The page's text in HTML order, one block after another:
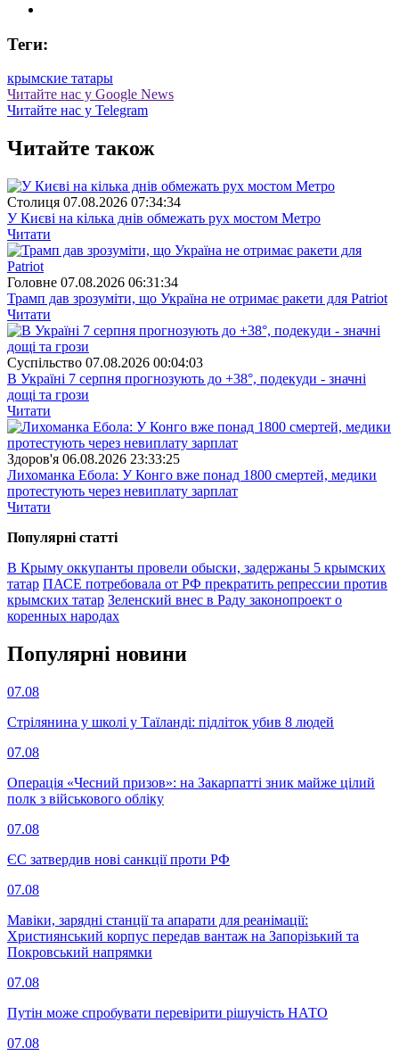
Теги:
крымские татары
Читайте нас у Google News
Читайте нас у Telegram
Читайте також
Столиця 07.08.2026 07:34:34
У Києві на кілька днів обмежать рух мостом Метро
Читати
Головне 07.08.2026 06:31:34
Трамп дав зрозуміти, що Україна не отримає ракети для Patriot
Читати
Суспiльство 07.08.2026 00:04:03
В Україні 7 серпня прогнозують до +38°, подекуди - значні
дощі та грози
Читати
Здоров'я 06.08.2026 23:33:25
Лихоманка Ебола: У Конго вже понад 1800 смертей, медики
протестують через невиплату зарплат
Читати
Популярнi статтi
В Крыму оккупанты провели обыски, задержаны 5 крымских
татар ПАСЕ потребовала от РФ прекратить репрессии против
крымских татар Зеленский внес в Раду законопроект о
коренных народах
Популярнi новини
07.08
Стрілянина у школі у Таїланді: підліток убив 8 людей
07.08
Операція «Чесний призов»: на Закарпатті зник майже цілий
полк з військового обліку
07.08
ЄС затвердив нові санкції проти РФ
07.08
Мавіки, зарядні станції та апарати для реанімації:
Християнський корпус передав вантаж на Запорізький та
Покровський напрямки
07.08
Путін може спробувати перевірити рішучість НАТО
07.08